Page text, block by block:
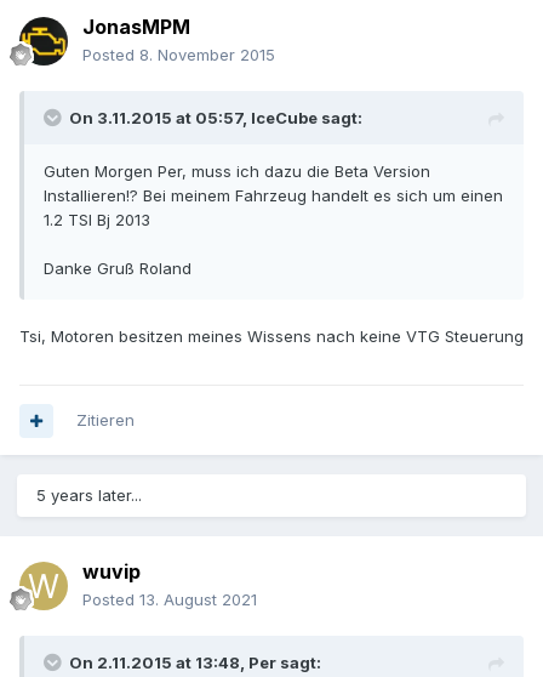
JonasMPM
Posted 8. November 2015
On 3.11.2015 at 05:57, IceCube sagt:
Guten Morgen Per, muss ich dazu die Beta Version
Installieren!? Bei meinem Fahrzeug handelt es sich um einen
1.2 TSI Bj 2013
Danke Gruß Roland
Tsi, Motoren besitzen meines Wissens nach keine VTG Steuerung
Zitieren
5 years later...
wuvip
Posted 13. August 2021
On 2.11.2015 at 13:48, Per sagt: